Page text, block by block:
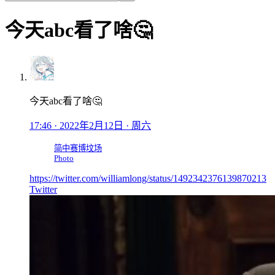
今天abc看了啥🤔
今天abc看了啥🤔
17:46 · 2022年2月12日 · 周六
简中赛博坟场
Photo
https://twitter.com/williamlong/status/1492342376139870213
Twitter